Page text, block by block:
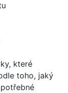
které
toho, jaký